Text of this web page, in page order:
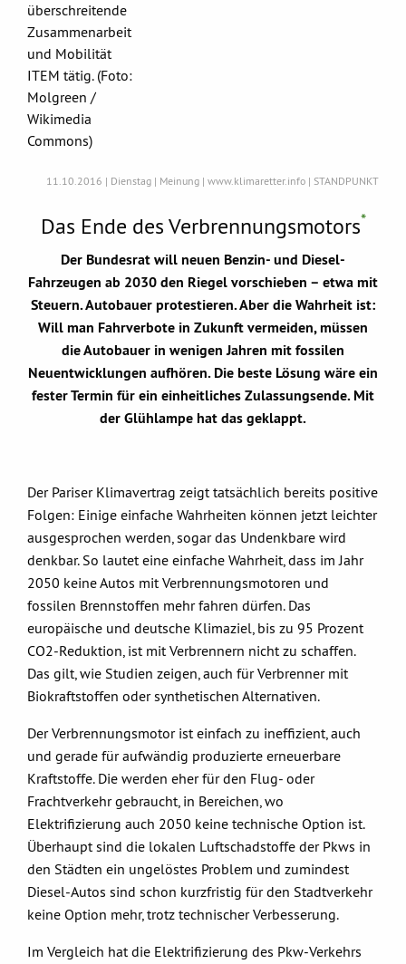
überschreitende
Zusammenarbeit
und Mobilität
ITEM tätig. (Foto:
Molgreen /
Wikimedia
Commons)
11.10.2016 | Dienstag | Meinung | www.klimaretter.info | STANDPUNKT
Das Ende des Verbrennungsmotors*
Der Bundesrat will neuen Benzin- und Diesel-
Fahrzeugen ab 2030 den Riegel vorschieben – etwa mit
Steuern. Autobauer protestieren. Aber die Wahrheit ist:
Will man Fahrverbote in Zukunft vermeiden, müssen
die Autobauer in wenigen Jahren mit fossilen
Neuentwicklungen aufhören. Die beste Lösung wäre ein
fester Termin für ein einheitliches Zulassungsende. Mit
der Glühlampe hat das geklappt.
Der Pariser Klimavertrag zeigt tatsächlich bereits positive
Folgen: Einige einfache Wahrheiten können jetzt leichter
ausgesprochen werden, sogar das Undenkbare wird
denkbar. So lautet eine einfache Wahrheit, dass im Jahr
2050 keine Autos mit Verbrennungsmotoren und
fossilen Brennstoffen mehr fahren dürfen. Das
europäische und deutsche Klimaziel, bis zu 95 Prozent
CO2-Reduktion, ist mit Verbrennern nicht zu schaffen.
Das gilt, wie Studien zeigen, auch für Verbrenner mit
Biokraftstoffen oder synthetischen Alternativen.
Der Verbrennungsmotor ist einfach zu ineffizient, auch
und gerade für aufwändig produzierte erneuerbare
Kraftstoffe. Die werden eher für den Flug- oder
Frachtverkehr gebraucht, in Bereichen, wo
Elektrifizierung auch 2050 keine technische Option ist.
Überhaupt sind die lokalen Luftschadstoffe der Pkws in
den Städten ein ungelöstes Problem und zumindest
Diesel-Autos sind schon kurzfristig für den Stadtverkehr
keine Option mehr, trotz technischer Verbesserung.
Im Vergleich hat die Elektrifizierung des Pkw-Verkehrs